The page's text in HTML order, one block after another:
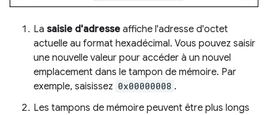
La saisie d'adresse affiche l'adresse d'octet
actuelle au format hexadécimal. Vous pouvez saisir
une nouvelle valeur pour accéder à un nouvel
emplacement dans le tampon de mémoire. Par
exemple, saisissez 0x00000008 .
Les tampons de mémoire peuvent être plus longs